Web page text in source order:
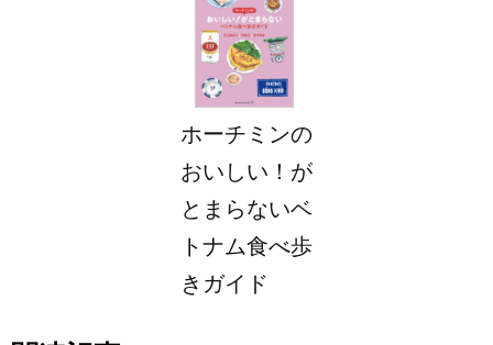
ホーチミンの
おいしい！が
とまらないベ
トナム食べ歩
きガイド